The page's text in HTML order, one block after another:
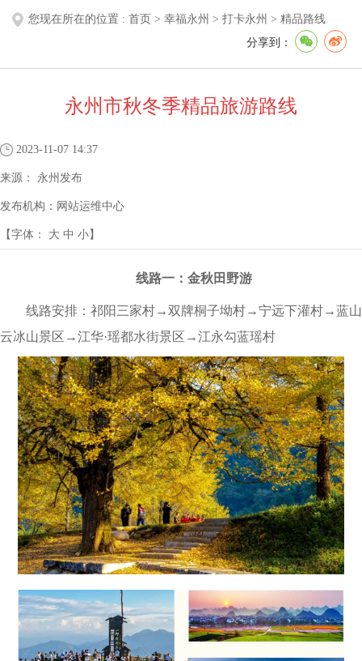
您现在所在的位置 : 首页 > 幸福永州 > 打卡永州 > 精品路线
分享到：
永州市秋冬季精品旅游路线
2023-11-07 14:37
来源： 永州发布
发布机构： 网站运维中心
【字体： 大 中 小】
线路一：金秋田野游
线路安排：祁阳三家村→双牌桐子坳村→宁远下灌村→蓝山
云冰山景区→江华·瑶都水街景区→江永勾蓝瑶村